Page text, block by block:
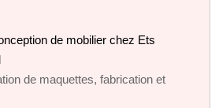
de mobilier chez Ets
de maquettes, fabrication et